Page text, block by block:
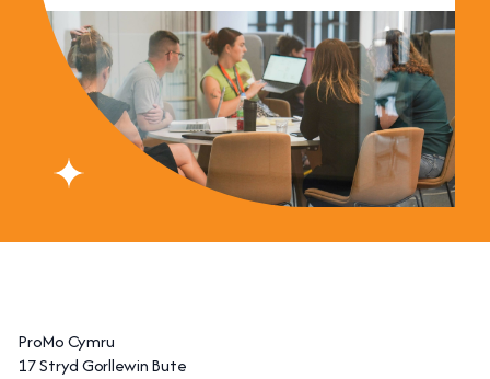
ProMo Cymru
17 Stryd Gorllewin Bute